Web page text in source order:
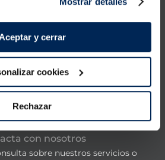
Aceptar y cerrar
cookies
Rechazar
Productos
La Sirena
con nosotros
sobre nuestros servicios o